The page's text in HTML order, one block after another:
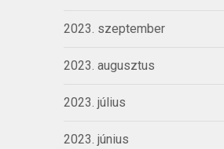
2023. szeptember
2023. augusztus
2023. július
2023. június